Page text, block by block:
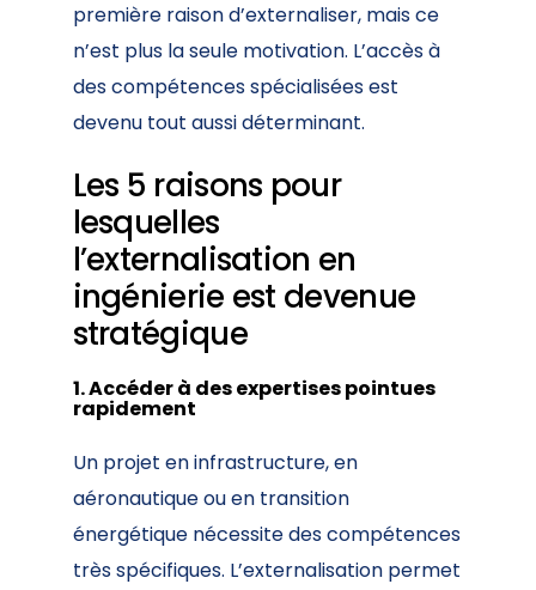
première raison d’externaliser, mais ce
n’est plus la seule motivation. L’accès à
des compétences spécialisées est
devenu tout aussi déterminant.
Les 5 raisons pour
lesquelles
l’externalisation en
ingénierie est devenue
stratégique
1. Accéder à des expertises pointues
rapidement
Un projet en infrastructure, en
aéronautique ou en transition
énergétique nécessite des compétences
très spécifiques. L’externalisation permet